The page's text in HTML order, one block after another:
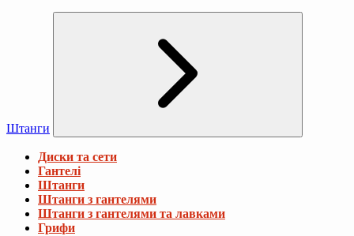
Штанги
Диски та сети
Гантелі
Штанги
Штанги з гантелями
Штанги з гантелями та лавками
Грифи